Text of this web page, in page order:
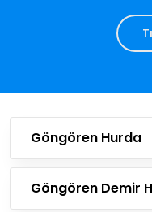
Göngören Hurda
Göngören Demir